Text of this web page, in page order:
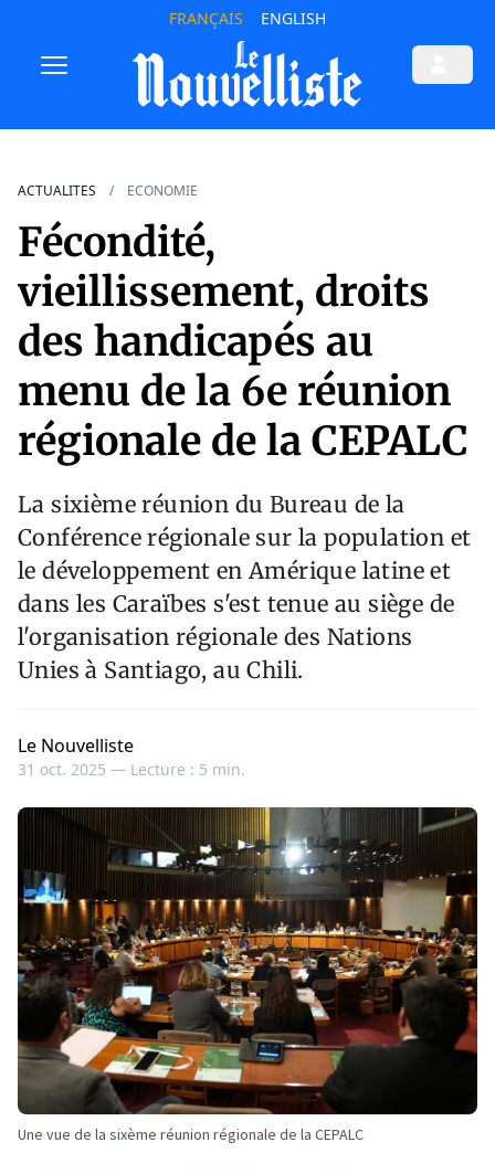
FRANÇAIS ENGLISH
ACTUALITES ECONOMIE
Fécondité,
vieillissement, droits
des handicapés au
menu de la 6e réunion
régionale de la CEPALC
La sixième réunion du Bureau de la
Conférence régionale sur la population et
le développement en Amérique latine et
dans les Caraïbes s'est tenue au siège de
l'organisation régionale des Nations
Unies à Santiago, au Chili.
Le Nouvelliste
31 oct. 2025 — Lecture : 5 min.
Une vue de la sixème réunion régionale de la CEPALC